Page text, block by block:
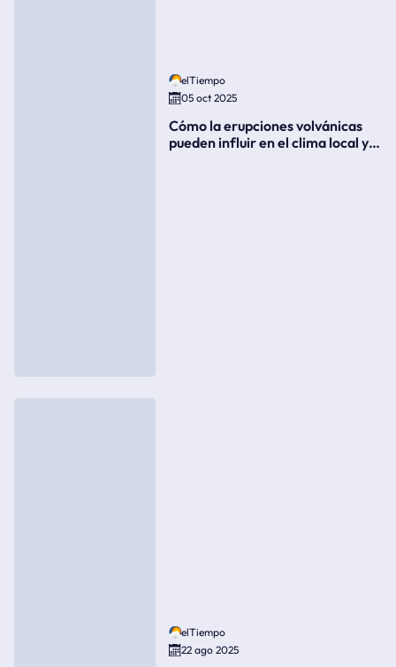
elTiempo
05 oct 2025
Cómo la erupciones volvánicas
pueden influir en el clima local y
elTiempo
22 ago 2025